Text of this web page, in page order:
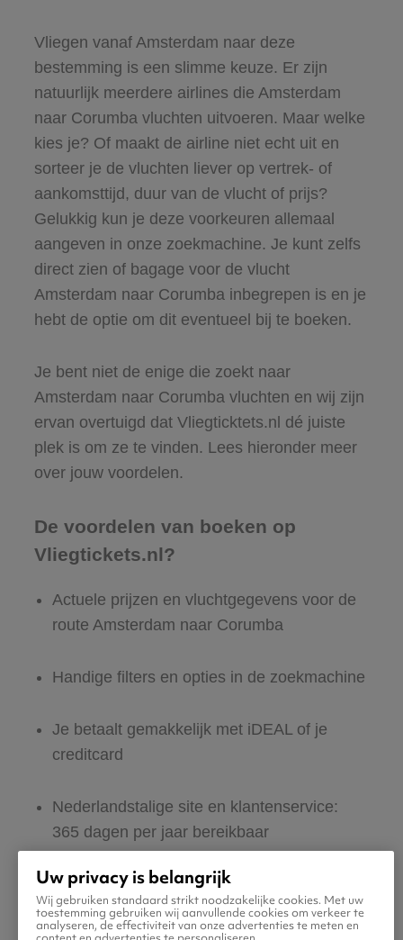
Vliegen vanaf Amsterdam naar deze
bestemming is een slimme keuze. Er zijn
natuurlijk meerdere airlines die Amsterdam
naar Corumba vluchten uitvoeren. Maar welke
kies je? Of maakt de airline niet echt uit en
sorteer je de vluchten liever op vertrek- of
aankomsttijd, duur van de vlucht of prijs?
Gelukkig kun je deze voorkeuren allemaal
aangeven in onze zoekmachine. Je kunt zelfs
direct zien of bagage voor de vlucht
Amsterdam naar Corumba inbegrepen is en je
hebt de optie om dit eventueel bij te boeken.
Je bent niet de enige die zoekt naar
Amsterdam naar Corumba vluchten en wij zijn
ervan overtuigd dat Vliegticktets.nl dé juiste
plek is om ze te vinden. Lees hieronder meer
over jouw voordelen.
De voordelen van boeken op
Vliegtickets.nl?
Actuele prijzen en vluchtgegevens voor de
route Amsterdam naar Corumba
Handige filters en opties in de zoekmachine
Je betaalt gemakkelijk met iDEAL of je
creditcard
Nederlandstalige site en klantenservice:
365 dagen per jaar bereikbaar
Zeker van veilig boeken en betalen
Boek ook direct een hotel of huurauto voor
Uw privacy is belangrijk
Wij gebruiken standaard strikt noodzakelijke cookies. Met uw
toestemming gebruiken wij aanvullende cookies om verkeer te
analyseren, de effectiviteit van onze advertenties te meten en